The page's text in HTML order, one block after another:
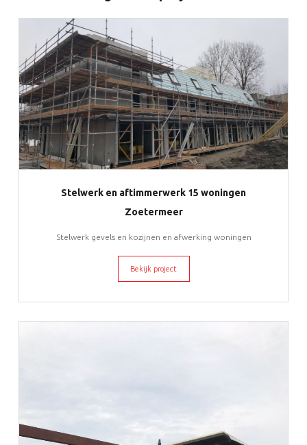
Stelwerk en aftimmerwerk 15 woningen
Zoetermeer
Stelwerk gevels en kozijnen en afwerking woningen
Bekijk project